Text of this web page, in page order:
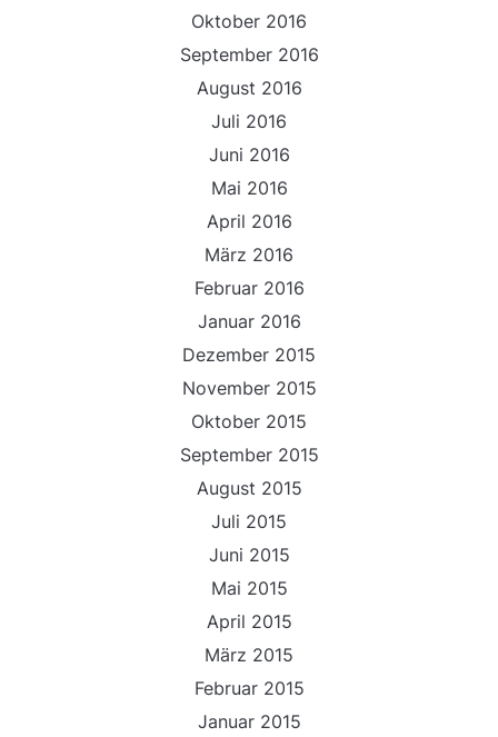
Oktober 2016
September 2016
August 2016
Juli 2016
Juni 2016
Mai 2016
April 2016
März 2016
Februar 2016
Januar 2016
Dezember 2015
November 2015
Oktober 2015
September 2015
August 2015
Juli 2015
Juni 2015
Mai 2015
April 2015
März 2015
Februar 2015
Januar 2015